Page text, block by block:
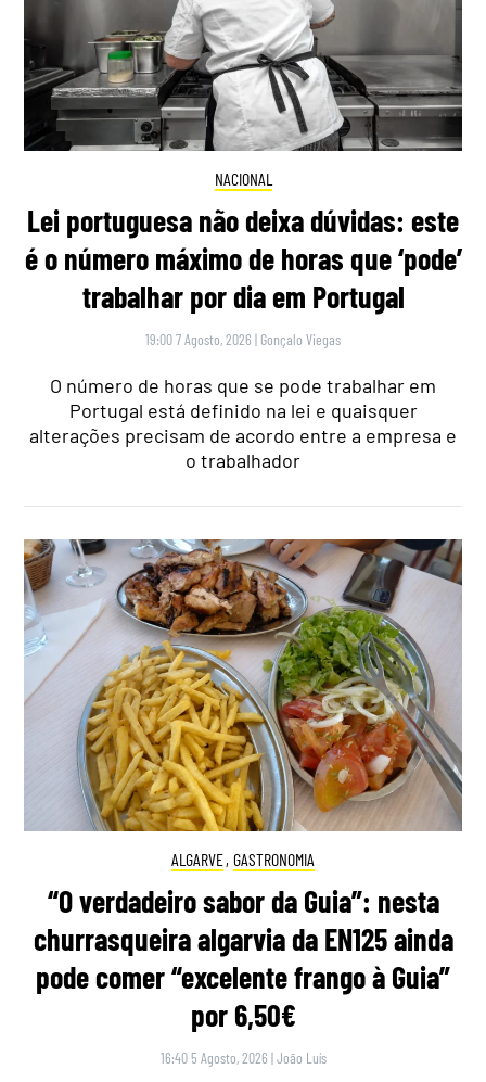
NACIONAL
Lei portuguesa não deixa dúvidas: este
é o número máximo de horas que ‘pode’
trabalhar por dia em Portugal
19:00 7 Agosto, 2026 | Gonçalo Viegas
O número de horas que se pode trabalhar em
Portugal está definido na lei e quaisquer
alterações precisam de acordo entre a empresa e
o trabalhador
ALGARVE, GASTRONOMIA
“O verdadeiro sabor da Guia”: nesta
churrasqueira algarvia da EN125 ainda
pode comer “excelente frango à Guia”
por 6,50€
16:40 5 Agosto, 2026 |João Luís